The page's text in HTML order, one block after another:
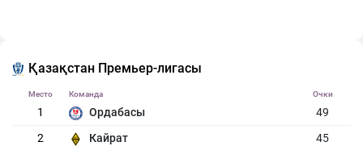
Қазақстан Премьер-лигасы
Место Команда Очки
1 Ордабасы
49
2
Кайрат
45